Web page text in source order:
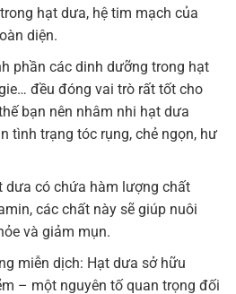
hạt dưa, hệ tim mạch của
diện.
phần các dinh dưỡng trong hạt
đều đóng vai trò rất tốt cho
bạn nên nhâm nhi hạt dưa
tình trạng tóc rụng, chẻ ngọn, hư
dưa có chứa hàm lượng chất
các chất này sẽ giúp nuôi
và giảm mụn.
miễn dịch: Hạt dưa sở hữu
– một nguyên tố quan trọng đối